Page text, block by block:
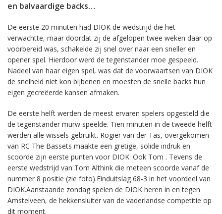
en balvaardige backs…
De eerste 20 minuten had DIOK de wedstrijd die het
verwachtte, maar doordat zij de afgelopen twee weken daar op
voorbereid was, schakelde zij snel over naar een sneller en
opener spel. Hierdoor werd de tegenstander moe gespeeld.
Nadeel van haar eigen spel, was dat de voorwaartsen van DIOK
de snelheid niet kon bijbenen en moesten de snelle backs hun
eigen gecreëerde kansen afmaken.
De eerste helft werden de meest ervaren spelers opgesteld die
de tegenstander murw speelde. Tien minuten in de tweede helft
werden alle wissels gebruikt. Rogier van der Tas, overgekomen
van RC The Bassets maakte een gretige, solide indruk en
scoorde zijn eerste punten voor DIOK. Ook Tom . Tevens de
eerste wedstrijd van Tom Althink die meteen scoorde vanaf de
nummer 8 positie (zie foto).Einduitslag 68-3 in het voordeel van
DIOK.Aanstaande zondag spelen de DIOK heren in en tegen
Amstelveen, de hekkensluiter van de vaderlandse competitie op
dit moment.